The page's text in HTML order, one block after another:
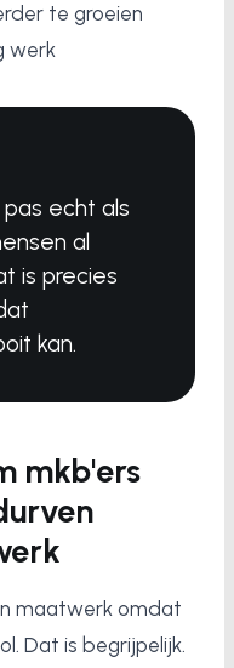
te groeien
werk
echt als
al
is precies
kan.
mkb'ers
maatwerk omdat
Dat is begrijpelijk.